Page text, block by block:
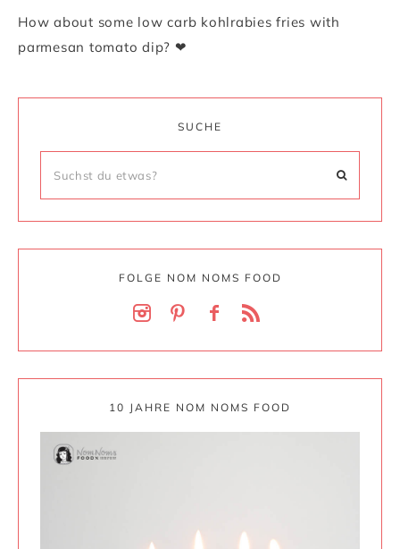
How about some low carb kohlrabies fries with
parmesan tomato dip? ❤
SUCHE
FOLGE NOM NOMS FOOD
10 JAHRE NOM NOMS FOOD